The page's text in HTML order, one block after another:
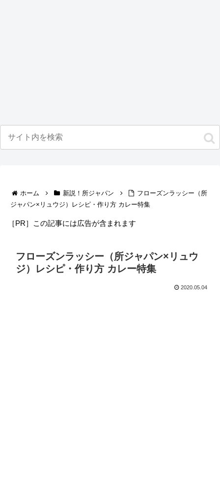
ホーム 新説！所ジャパン
フローズンラッシー（所
ジャパン×リュウジ）レシピ・作り方 カレー特集
［PR］この記事には広告が含まれます
フローズンラッシー（所ジャパン×リュウ
ジ）レシピ・作り方 カレー特集
2020.05.04